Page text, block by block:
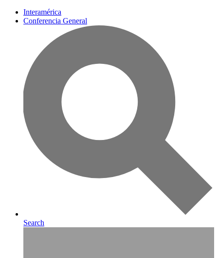
Interamérica
Conferencia General
Search